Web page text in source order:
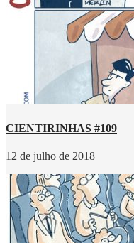
CIENTIRINHAS #109
12 de julho de 2018